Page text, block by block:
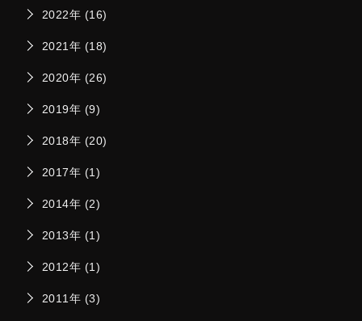
2022年 (16)
2021年 (18)
2020年 (26)
2019年 (9)
2018年 (20)
2017年 (1)
2014年 (2)
2013年 (1)
2012年 (1)
2011年 (3)